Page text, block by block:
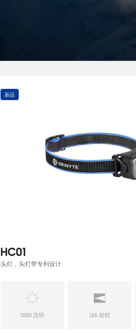
新品
HC01
头灯，头灯带专利设计
1000 流明 126 射程